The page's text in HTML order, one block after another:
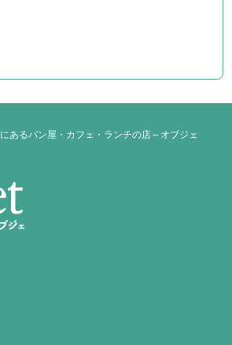
あるパン屋・カフェ・ランチの店～オブジェ